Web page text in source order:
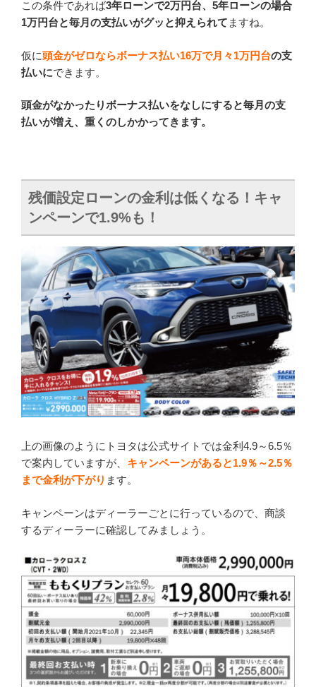
この条件であれば3年ローンで2万円台、5年ローンの場合
1万円台と毎月の支払いがグッと抑えられて ますね。
仮に頭金がゼロならボーナス払い16万で月々1万円台の支
払いにできます。
頭金がなかったりボーナス払いをなしにすると毎月の支
払いが増え、重くのしかかってきます。
残価設定ローンの金利は低くなる！キャ
ンペーンで1.9%も！
上の画像のようにトヨタは公式サイトでは金利4.9～6.5％
で案内していますが、 キャンペーンがあると1.9％～2.5％
まで金利が下がり ます。
キャンペーンはディーラーごとに行っているので、商談
するディーラーに確認してみましょう。